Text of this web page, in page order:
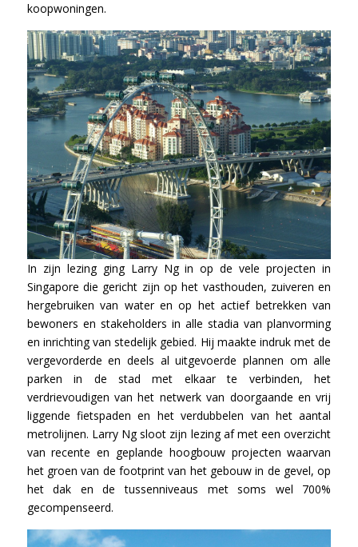
koopwoningen.
In zijn lezing ging Larry Ng in op de vele projecten in
Singapore die gericht zijn op het vasthouden, zuiveren en
hergebruiken van water en op het actief betrekken van
bewoners en stakeholders in alle stadia van planvorming
en inrichting van stedelijk gebied. Hij maakte indruk met de
vergevorderde en deels al uitgevoerde plannen om alle
parken in de stad met elkaar te verbinden, het
verdrievoudigen van het netwerk van doorgaande en vrij
liggende fietspaden en het verdubbelen van het aantal
metrolijnen. Larry Ng sloot zijn lezing af met een overzicht
van recente en geplande hoogbouw projecten waarvan
het groen van de footprint van het gebouw in de gevel, op
het dak en de tussenniveaus met soms wel 700%
gecompenseerd.